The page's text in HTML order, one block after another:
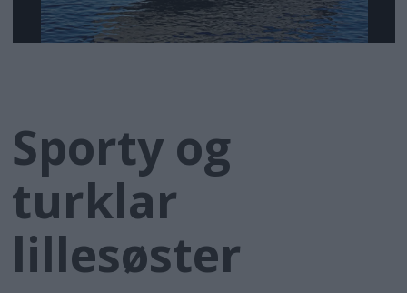
Sporty og
turklar
lillesøster